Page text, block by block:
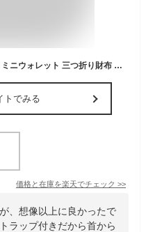
ミニ財布 ナイロン 定番 さいふ サイフ ミニウォレット 三つ折り財布 カード入れ コインケース 小銭入れ メンズ レディース ストラップ付き 首下げ 紐付き 小さめ コンパクト 財布 サブ スリム おしゃれ 子供 子ども キッズ ジュニア 男の子 女の子
トでみる
価格と在庫を楽天でチェック >>
、想像以上に良かったで
ラップ付きだから首から